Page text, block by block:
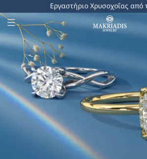
Εργαστήριο Χρυσοχοΐας από